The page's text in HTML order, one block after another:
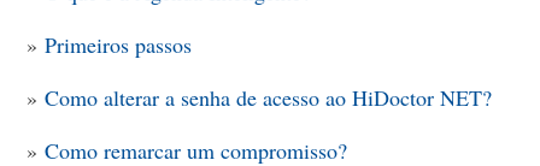
» Primeiros passos
» Como alterar a senha de acesso ao HiDoctor NET?
» Como remarcar um compromisso?